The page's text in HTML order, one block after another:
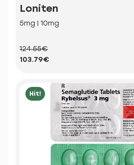
Loniten
5mg | 10mg
124.55€
103.79€
Hit!